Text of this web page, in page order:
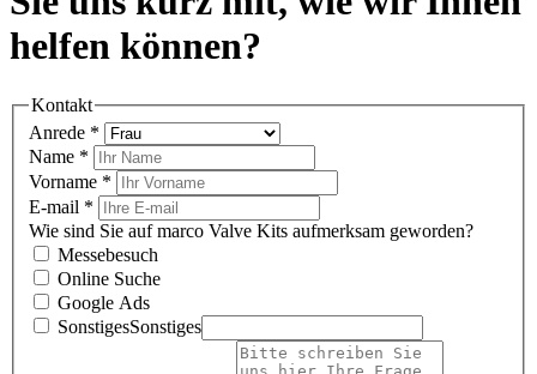
helfen können?
Kon­takt
Anrede *
Name *
Vor­name *
E‑mail *
Wie sind Sie auf mar­co Valve Kits aufmerk­sam gewor­den?
Messebe­such
Online Suche
Google Ads
Son­stigesSon­stiges